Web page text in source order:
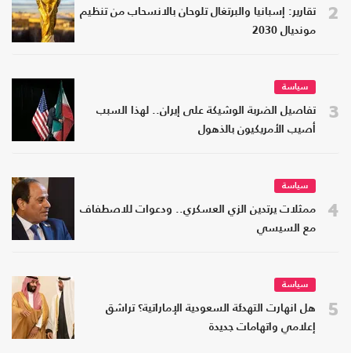
2
تقارير: إسبانيا والبرتغال تلوحان بالانسحاب من تنظيم
مونديال 2030
3
سياسة
تفاصيل الضربة الوشيكة على إيران.. لهذا السبب
أصيب الأمريكيون بالذهول
4
سياسة
ممثلات يرتدين الزي العسكري.. ودعوات للاصطفاف
مع السيسي
5
سياسة
هل انهارت التهدئة السعودية الإماراتية؟ تراشق
إعلامي واتهامات جديدة